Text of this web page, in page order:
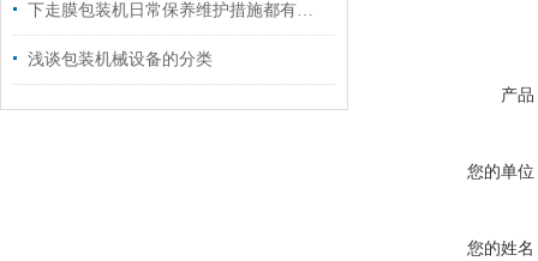
下走膜包装机日常保养维护措施都有什么？
浅谈包装机械设备的分类
产品
您的单位
您的姓名